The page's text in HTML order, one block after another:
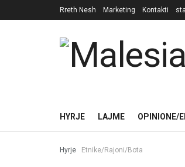
Rreth Nesh Marketing Kontakti
HYRJE LAJME OPINIONE/
Hyrje Etnike/Rajoni/Bota